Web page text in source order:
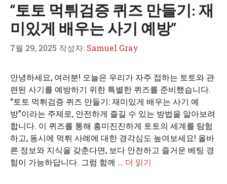
리
“토토 먹튀검증 퀴즈 만들기: 재
미있게 배우는 사기 예방”
7월 29, 2025 작성자: Samuel Gray
안녕하세요, 여러분! 오늘은 우리가 자주 접하는 토토와 관
련된 사기를 예방하기 위한 특별한 퀴즈를 준비했습니다.
“토토 먹튀검증 퀴즈 만들기: 재미있게 배우는 사기 예
방”이라는 주제로, 안전하게 즐길 수 있는 방법을 알아보려
합니다. 이 퀴즈를 통해 흥미진진하게 토토의 세계를 탐험
하고, 동시에 먹튀 사례에 대한 경각심도 높여보세요! 올바
른 정보와 지식을 갖춘다면, 보다 안전하고 즐거운 베팅 경
험이 가능하답니다. 그럼 함께 … 더 읽기